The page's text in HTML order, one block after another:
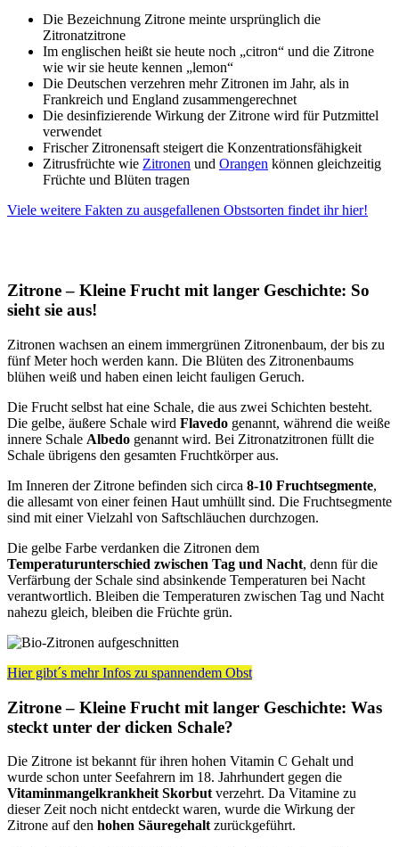
Die Bezeichnung Zitrone meinte ursprünglich die
Zitronatzitrone
Im englischen heißt sie heute noch „citron“ und die Zitrone
wie wir sie heute kennen „lemon“
Die Deutschen verzehren mehr Zitronen im Jahr, als in
Frankreich und England zusammengerechnet
Die desinfizierende Wirkung der Zitrone wird für Putzmittel
verwendet
Frischer Zitronensaft steigert die Konzentrationsfähigkeit
Zitrusfrüchte wie Zitronen und Orangen können gleichzeitig
Früchte und Blüten tragen
Viele weitere Fakten zu ausgefallenen Obstsorten findet ihr hier!
Zitrone – Kleine Frucht mit langer Geschichte: So
sieht sie aus!
Zitronen wachsen an einem immergrünen Zitronenbaum, der bis zu
fünf Meter hoch werden kann. Die Blüten des Zitronenbaums
blühen weiß und haben einen leicht fauligen Geruch.
Die Frucht selbst hat eine Schale, die aus zwei Schichten besteht.
Die gelbe, äußere Schale wird Flavedo genannt, während die weiße
innere Schale Albedo genannt wird. Bei Zitronatzitronen füllt die
Schale übrigens den gesamten Fruchtkörper aus.
Im Inneren der Zitrone befinden sich circa 8-10 Fruchtsegmente,
die allesamt von einer feinen Haut umhüllt sind. Die Fruchtsegmente
sind mit einer Vielzahl von Saftschläuchen durchzogen.
Die gelbe Farbe verdanken die Zitronen dem
Temperaturunterschied zwischen Tag und Nacht, denn für die
Verfärbung der Schale sind absinkende Temperaturen bei Nacht
verantwortlich. Bleiben die Temperaturen zwischen Tag und Nacht
nahezu gleich, bleiben die Früchte grün.
Hier gibt´s mehr Infos zu spannendem Obst
Zitrone – Kleine Frucht mit langer Geschichte: Was
steckt unter der dicken Schale?
Die Zitrone ist bekannt für ihren hohen Vitamin C Gehalt und
wurde schon unter Seefahrern im 18. Jahrhundert gegen die
Vitaminmangelkrankheit Skorbut verzehrt. Da Vitamine zu
dieser Zeit noch nicht entdeckt waren, wurde die Wirkung der
Zitrone auf den hohen Säuregehalt zurückgeführt.